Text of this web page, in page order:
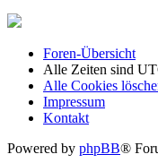
Foren-Übersicht
Alle Zeiten sind
Alle Cookies
Impressum
Kontakt
Powered by phpBB®